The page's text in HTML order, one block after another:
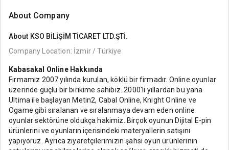
About Company
About KSO BİLİŞİM TİCARET LTD.ŞTİ.
Company Location: İzmir / Türkiye
Kabasakal Online Hakkında
Firmamız 2007 yılında kurulan, köklü bir firmadır. Online oyunlar
üzerinde güçlü bir birikime sahibiz. 2000'li yıllardan bu yana
Ultima ile başlayan Metin2, Cabal Online, Knight Online ve
Ogame gibi sıralanan ve sıralanmaya devam eden online
oyunlar sektörüne oldukça hakimiz. Birçok oyunun Dijital E-pin
ürünlerini ve oyunların içerisindeki materyallerin satışını
yapıyoruz. Ayrıca ziyaretçilerimizin şahsi oyun ürünlerinin